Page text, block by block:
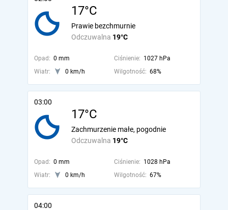
17°C
Odczuwalna 19°C
Prawie bezchmurnie
Opad: 0 mm Ciśnienie: 1027 hPa
Wiatr:
0 km/h Wilgotność: 68%
03:00
17°C
Odczuwalna 19°C
Zachmurzenie małe, pogodnie
Opad: 0 mm Ciśnienie: 1028 hPa
Wiatr:
0 km/h Wilgotność: 67%
04:00